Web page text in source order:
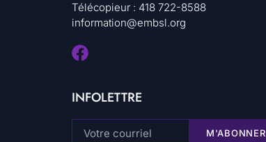
Télécopieur : 418 722-8588
information@embsl.org
INFOLETTRE
M'ABONNER